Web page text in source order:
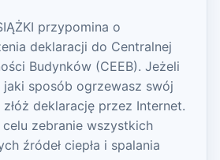
przypomina o
deklaracji do Centralnej
Budynków (CEEB). Jeżeli
jaki sposób ogrzewasz swój
deklarację przez Internet.
celu zebranie wszystkich
źródeł ciepła i spalania